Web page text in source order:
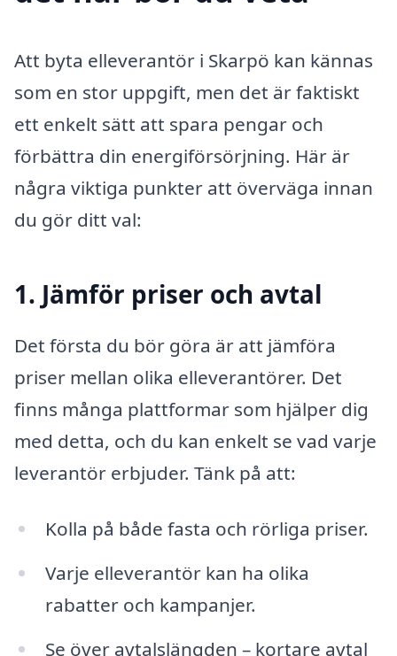
Att byta elleverantör i Skarpö kan kännas
som en stor uppgift, men det är faktiskt
ett enkelt sätt att spara pengar och
förbättra din energiförsörjning. Här är
några viktiga punkter att överväga innan
du gör ditt val:
1. Jämför priser och avtal
Det första du bör göra är att jämföra
priser mellan olika elleverantörer. Det
finns många plattformar som hjälper dig
med detta, och du kan enkelt se vad varje
leverantör erbjuder. Tänk på att:
Kolla på både fasta och rörliga priser.
Varje elleverantör kan ha olika
rabatter och kampanjer.
Se över avtalslängden – kortare avtal